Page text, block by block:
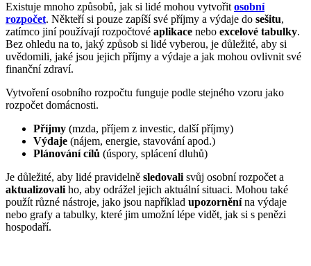
Existuje mnoho způsobů, jak si lidé mohou vytvořit osobní
rozpočet. Někteří si pouze zapíší své příjmy a výdaje do sešitu,
zatímco jiní používají rozpočtové aplikace nebo excelové tabulky.
Bez ohledu na to, jaký způsob si lidé vyberou, je důležité, aby si
uvědomili, jaké jsou jejich příjmy a výdaje a jak mohou ovlivnit své
finanční zdraví.
Vytvoření osobního rozpočtu funguje podle stejného vzoru jako
rozpočet domácnosti.
Příjmy (mzda, příjem z investic, další příjmy)
Výdaje (nájem, energie, stavování apod.)
Plánování cílů (úspory, splácení dluhů)
Je důležité, aby lidé pravidelně sledovali svůj osobní rozpočet a
aktualizovali ho, aby odrážel jejich aktuální situaci. Mohou také
použít různé nástroje, jako jsou například upozorněnína výdaje
nebo grafy a tabulky, které jim umožní lépe vidět, jak si s penězi
hospodaří.